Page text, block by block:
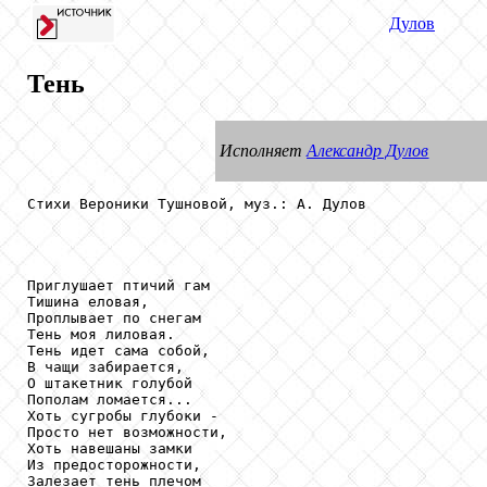
Дулов
Тень
ИсполняетАлександр Дулов
Стихи Вероники Тушновой, муз.: А. Дулов
Приглушает птичий гам
Тишина еловая,
Проплывает по снегам
Тень моя лиловая.
Тень идет сама собой,
В чащи забирается,
О штакетник голубой
Пополам ломается...
Хоть сугробы глубоки -
Просто нет возможности,
Хоть навешаны замки
Из предосторожности,
Залезает тень плечом